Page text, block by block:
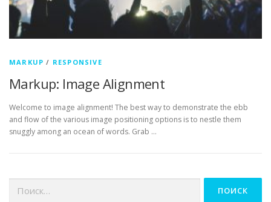
MARKUP / RESPONSIVE
Markup: Image Alignment
Welcome to image alignment! The best way to demonstrate the ebb
and flow of the various image positioning options is to nestle them
snuggly among an ocean of words. Grab …